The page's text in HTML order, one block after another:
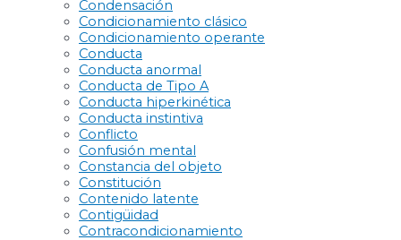
Condensación
Condicionamiento clásico
Condicionamiento operante
Conducta
Conducta anormal
Conducta de Tipo A
Conducta hiperkinética
Conducta instintiva
Conflicto
Confusión mental
Constancia del objeto
Constitución
Contenido latente
Contigüidad
Contracondicionamiento